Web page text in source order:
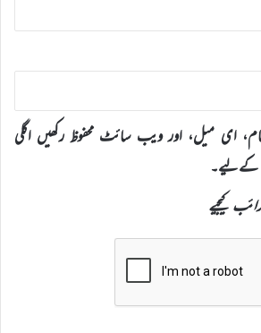
ای میل، اور ویب سائٹ محفوظ رکھیں اگلی
کےلیے۔
کیجیے